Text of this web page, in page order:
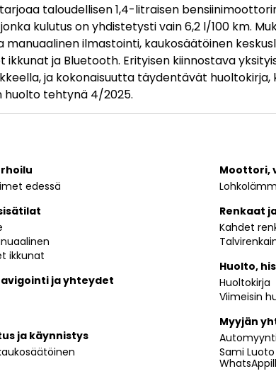
taloudellisen 1,4-litraisen
kulutus on yhdistetysti vain 6,2 l/100 km.
manuaalinen ilmastointi, kaukosäätöinen
ikkunat ja Bluetooth. Erityisen kiinnostava
ja kokonaisuutta täydentävät
huolto tehtynä 4/2025.
edessä
ikkunat
ja yhteydet
ja käynnistys
Moottori,
Renkaat
Kahdet
Huolto,
Huoltokirja
Viimeisin
Myyjän
Sami Luoto